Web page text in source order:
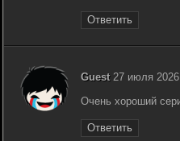
Ответить
Guest27 июля
Очень хороший
Ответить